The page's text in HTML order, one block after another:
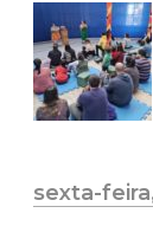
sexta-